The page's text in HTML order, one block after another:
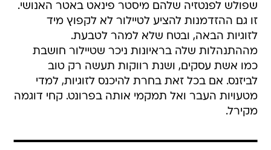
שפולש לפנטזיה שלהם מיסטר פינאט באטר האנושי.
זו גם ההזדמנות להציע לטיילור לא לקפוץ מיד
לזוגיות הבאה, ובטח שלא למהר לטבעת.
מההתנהלות שלה בראיונות ניכר שטיילור חושבת
כמו אשת עסקים, ושנת רווקות תעשה רק טוב
לביזנס. אם בכל זאת בחרת להיכנס לזוגיות, למדי
מטעויות העבר ואל תמקמי אותה בפרונט. קחי דוגמה
מקירל.